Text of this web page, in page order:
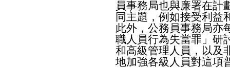
員事務局也與廉署在計
同主題，例如接受利益
此外，公務員事務局亦
職人員行為失當罪」研
和高級管理人員，以及
地加強各級人員對這項